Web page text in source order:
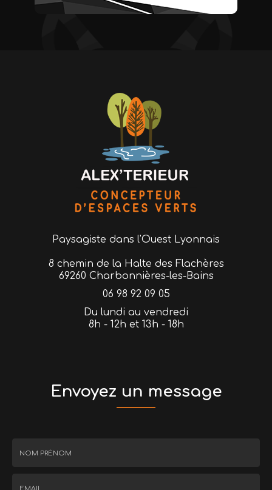
Paysagiste dans l'Ouest Lyonnais
8 chemin de la Halte des Flachères
69260 Charbonnières-les-Bains
06 98 92 09 05
Du lundi au vendredi
8h - 12h et 13h - 18h
Envoyez un message